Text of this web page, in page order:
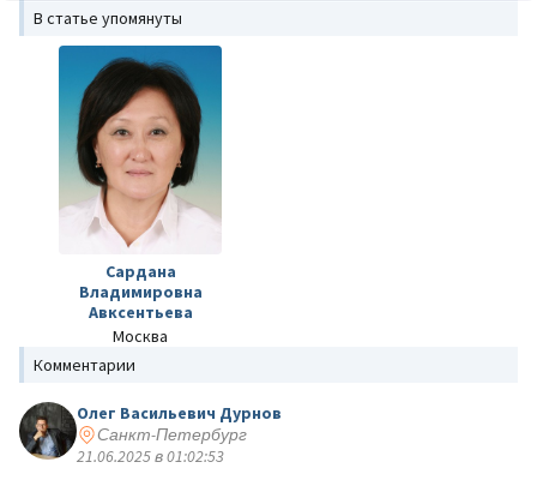
В статье упомянуты
Сардана
Владимировна
Авксентьева
Москва
Комментарии
Олег Васильевич Дурнов
Санкт-Петербург
21.06.2025 в 01:02:53